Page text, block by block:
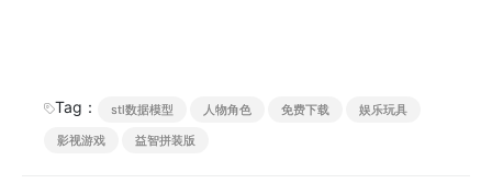
Tag： stl数据模型 人物角色 免费下载
娱乐玩具
影视游戏
益智拼装版